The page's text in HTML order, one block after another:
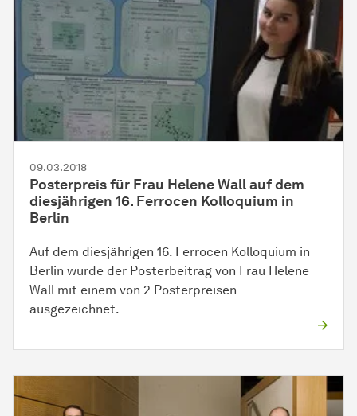
09.03.2018
Posterpreis für Frau Helene Wall auf dem
dies­jäh­rigen 16. Ferrocen Kolloquium in
Berlin
Auf dem dies­jäh­rigen 16. Ferrocen Kolloquium in
Berlin wurde der Posterbeitrag von Frau Helene
Wall mit einem von 2 Posterpreisen
ausgezeichnet.